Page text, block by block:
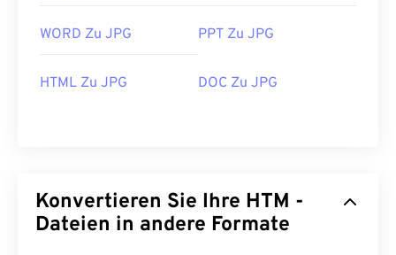
WORD Zu JPG PPT Zu JPG
HTML Zu JPG DOC Zu JPG
Konvertieren Sie Ihre HTM -
Dateien in andere Formate